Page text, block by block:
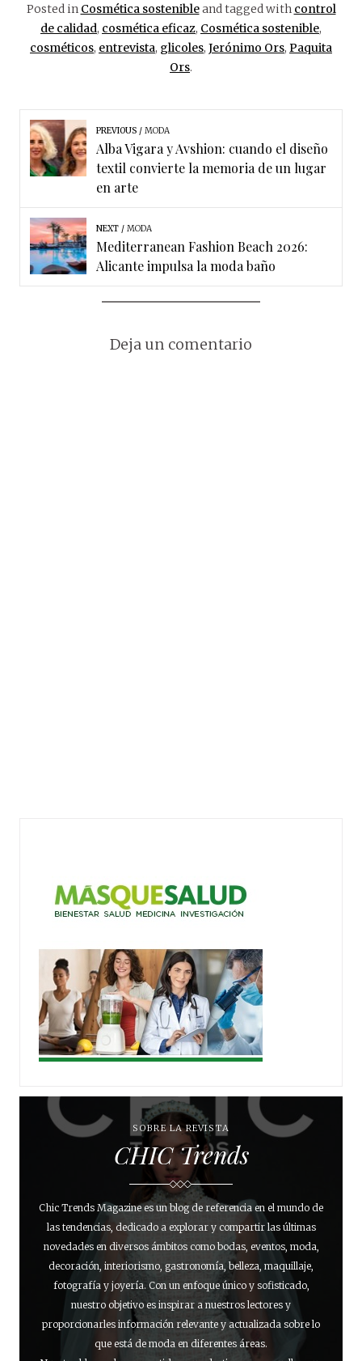
Posted in Cosmética sostenibleand tagged with control
de calidad, cosmética eficaz, Cosmética sostenible,
cosméticos, entrevista, glicoles, Jerónimo Ors, Paquita
Ors.
PREVIOUS MODA
Alba Vigara y Avshion: cuando el diseño
textil convierte la memoria de un lugar
en arte
NEXT MODA
Mediterranean Fashion Beach 2026:
Alicante impulsa la moda baño
Deja un comentario
SOBRE LA REVISTA
CHIC Trends
Chic Trends Magazine es un blog de referencia en el mundo de
las tendencias, dedicado a explorar y compartir las últimas
novedades en diversos ámbitos como bodas, eventos, moda,
decoración, interiorismo, gastronomía, belleza, maquillaje,
fotografía y joyería. Con un enfoque único y sofisticado,
nuestro objetivo es inspirar a nuestros lectores y
proporcionarles información relevante y actualizada sobre lo
que está de moda en diferentes áreas.